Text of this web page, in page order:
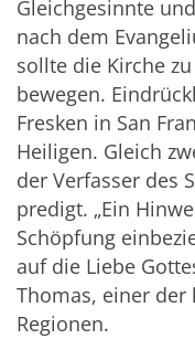
Gleichgesinnte
nach dem
sollte die Kirche
bewegen.
Fresken in San
Heiligen. Gleich
der Verfasser des
predigt. „Ein
Schöpfung
auf die Liebe
Thomas, einer der
Regionen.